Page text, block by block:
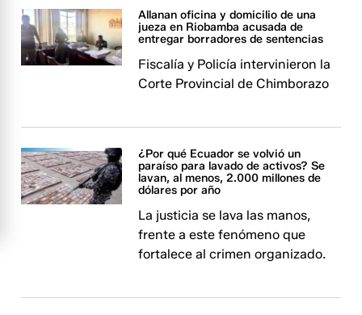
Allanan oficina y domicilio de una
jueza en Riobamba acusada de
entregar borradores de sentencias
Fiscalía y Policía intervinieron la
Corte Provincial de Chimborazo
¿Por qué Ecuador se volvió un
paraíso para lavado de activos? Se
lavan, al menos, 2.000 millones de
dólares por año
La justicia se lava las manos,
frente a este fenómeno que
fortalece al crimen organizado.